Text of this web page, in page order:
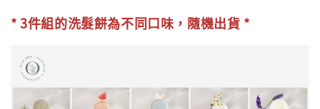
* 3件組的洗髮餅為不同口味，隨機出貨 *